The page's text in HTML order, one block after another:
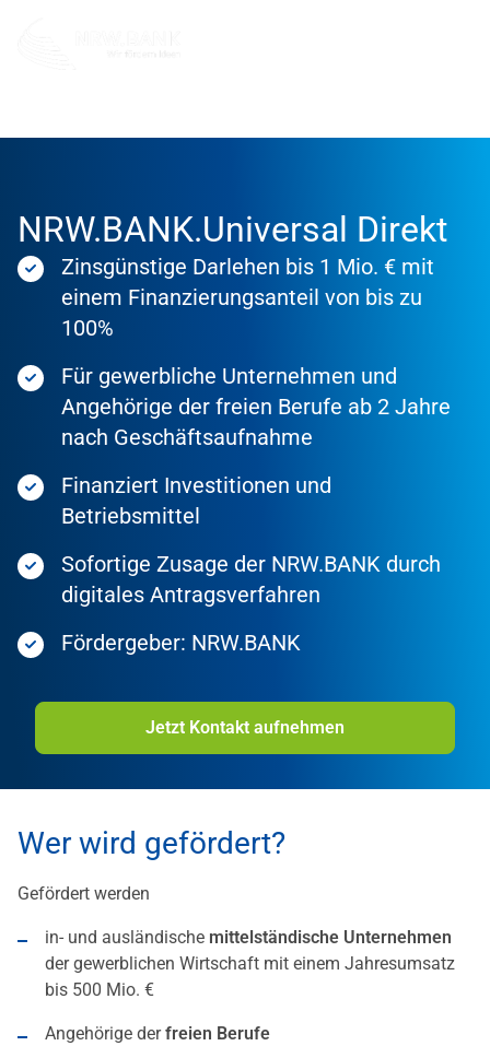
NRW.BANK.Universal Direkt
Zinsgünstige Darlehen bis 1 Mio. € mit
einem Finanzierungsanteil von bis zu
100%
Für gewerbliche Unternehmen und
Angehörige der freien Berufe ab 2 Jahre
nach Geschäftsaufnahme
Finanziert Investitionen und
Betriebsmittel
Sofortige Zusage der NRW.BANK durch
digitales Antragsverfahren
Fördergeber: NRW.BANK
Jetzt Kontakt aufnehmen
Wer wird gefördert?
Gefördert werden
in- und ausländische mittelständische Unternehmen
der gewerblichen Wirtschaft mit einem Jahresumsatz
bis 500 Mio. €
Angehörige derfreien Berufe